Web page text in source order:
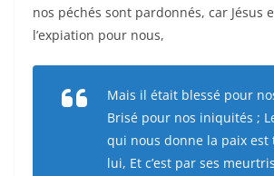
nos péchés sont pardonnés, car Jésus
l’expiation pour nous,
Mais il était blessé pour
Brisé pour nos iniquités ;
qui nous donne la paix est
lui, Et c’est par ses